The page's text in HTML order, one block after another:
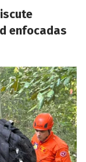
enfocadas